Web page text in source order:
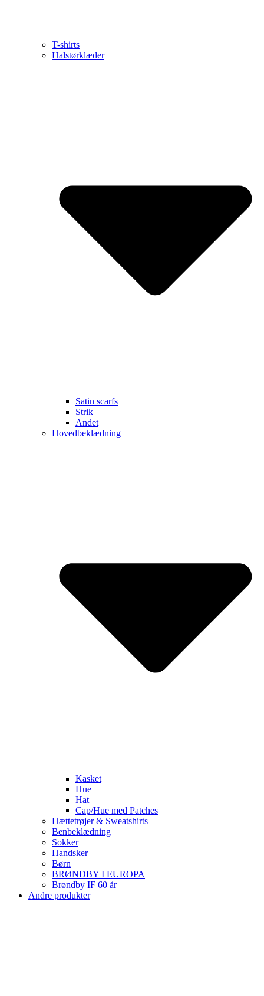
T-shirts
Halstørklæder
Satin scarfs
Strik
Andet
Hovedbeklædning
Kasket
Hue
Hat
Cap/Hue med Patches
Hættetrøjer & Sweatshirts
Benbeklædning
Sokker
Handsker
Børn
BRØNDBY I EUROPA
Brøndby IF 60 år
Andre produkter